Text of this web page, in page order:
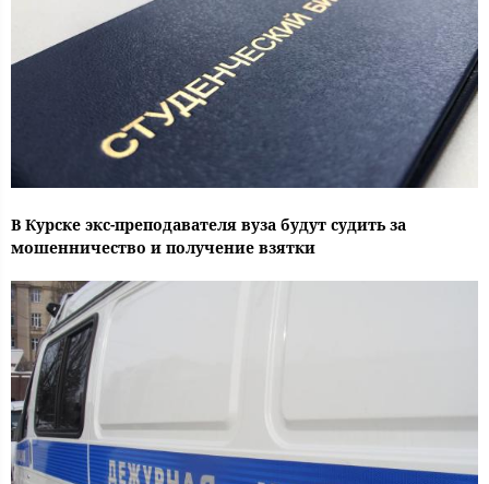
В Курске экс-преподавателя вуза будут судить за
мошенничество и получение взятки